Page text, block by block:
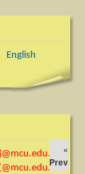
English
«
Prev